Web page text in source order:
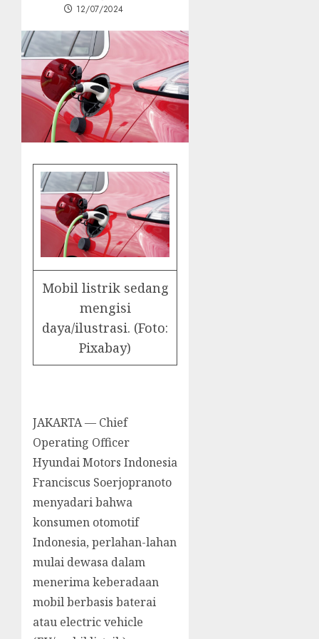
12/07/2024
Mobil listrik sedang
mengisi
daya/ilustrasi. (Foto:
Pixabay)
JAKARTA — Chief
Operating Officer
Hyundai Motors Indonesia
Franciscus Soerjopranoto
menyadari bahwa
konsumen otomotif
Indonesia, perlahan-lahan
mulai dewasa dalam
menerima keberadaan
mobil berbasis baterai
atau electric vehicle